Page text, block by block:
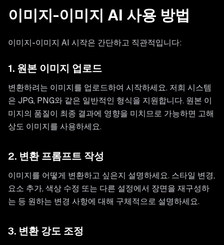
이미지-이미지 AI 사용 방법
이미지-이미지 AI 시작은 간단하고 직관적입니다:
1. 원본 이미지 업로드
변환하려는 이미지를 업로드하여 시작하세요. 저희 시스템
은 JPG, PNG와 같은 일반적인 형식을 지원합니다. 원본 이
미지의 품질이 최종 결과에 영향을 미치므로 가능하면 고해
상도 이미지를 사용하세요.
2. 변환 프롬프트 작성
이미지를 어떻게 변환하고 싶은지 설명하세요. 스타일 변경,
요소 추가, 색상 수정 또는 다른 설정에서 장면을 재구성하
는 등 원하는 변경 사항에 대해 구체적으로 설명하세요.
3. 변환 강도 조정